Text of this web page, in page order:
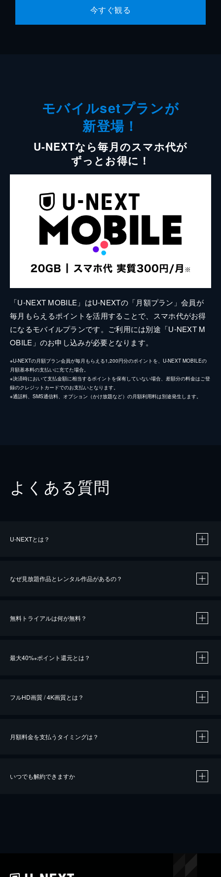
今すぐ観る
モバイルsetプランが
新登場！
U-NEXTなら毎月のスマホ代が
ずっとお得に！
「U-NEXT MOBILE」はU-NEXTの「月額プラン」会員が
毎月もらえるポイントを活用することで、スマホ代がお得
になるモバイルプランです。ご利用には別途「U-NEXT M
OBILE」のお申し込みが必要となります。
※U-NEXTの月額プラン会員が毎月もらえる1,200円分のポイントを、U-NEXT MOBILEの
月額基本料の支払いに充てた場合。
※決済時において支払金額に相当するポイントを保有していない場合、差額分の料金はご登
録のクレジットカードでのお支払いとなります。
※通話料、SMS通信料、オプション（かけ放題など）の月額利用料は別途発生します。
よくある質問
U-NEXTとは？
なぜ見放題作品とレンタル作品があるの？
無料トライアルは何が無料？
最大40%※ポイント還元とは？
※40％ポイント還元の対象は、クレジットカード決済による作品の購入 / レンタルです。
iOSアプリのUコイン決済による作品の購入 / レンタルは、20％のポイント還元です。
フルHD画質 / 4K画質とは？
月額料金を支払うタイミングは？
いつでも解約できますか